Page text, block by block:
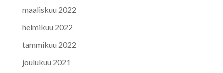
maaliskuu 2022
helmikuu 2022
tammikuu 2022
joulukuu 2021